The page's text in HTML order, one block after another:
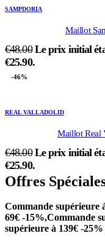
SAMPDORIA
Maillot
€48.00 Le prix initial
€25.90.
-46%
REAL VALLADOLID
Maillot Real
€48.00 Le prix initial
€25.90.
Offres
Commande supérieure
69€ -15%,Commande
supérieure à 139€ -